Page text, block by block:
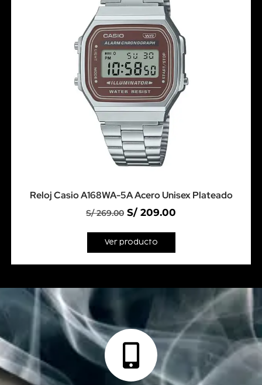
Reloj Casio A168WA-5A Acero Unisex Plateado
S/269.00 S/ 209.00
Ver producto